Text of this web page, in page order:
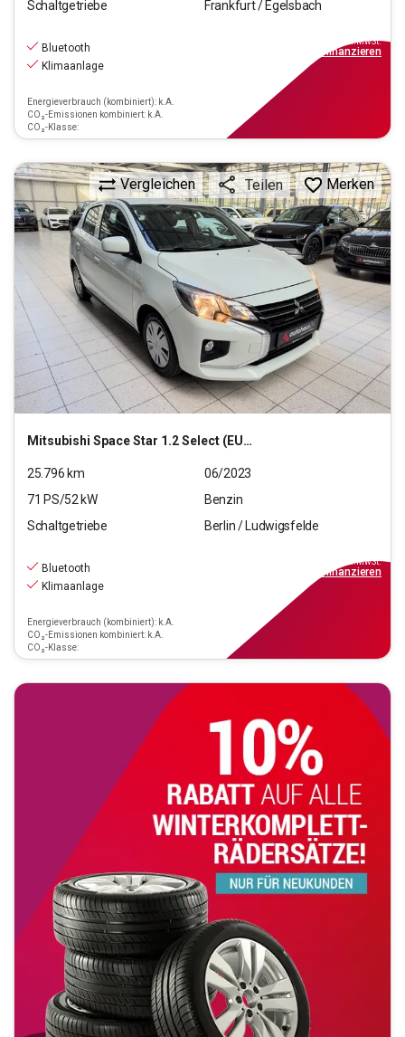
Schaltgetriebe Frankfurt / Egelsbach
Bluetooth
Klimaanlage
Energieverbrauch (kombiniert): k.A.
CO₂-Emissionen kombiniert: k.A.
CO₂-Klasse:
inkl.MwSt.
finanzieren
Mitsubishi Space Star 1.2 Select (EURO 6d)
Vergleichen Teilen Merken
25.796 km
06/2023
71 PS/52 kW
Benzin
Schaltgetriebe
Berlin / Ludwigsfelde
Bluetooth
Klimaanlage
Energieverbrauch (kombiniert): k.A.
CO₂-Emissionen kombiniert: k.A.
CO₂-Klasse:
inkl.MwSt.
finanzieren